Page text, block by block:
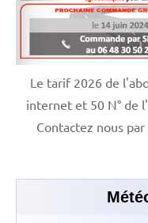
Le tarif 2026 de
internet et 50 N° de
Contactez nous